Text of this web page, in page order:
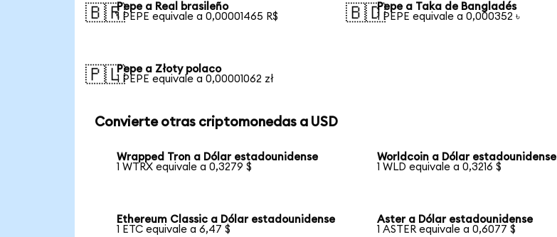
🇧🇷Pepe a Real brasileño
1 PEPE equivale a 0,00001465 R$
🇧🇩Pepe a Taka de Bangladés
1 PEPE equivale a 0,000352 ৳
🇵🇱Pepe a Złoty polaco
1 PEPE equivale a 0,00001062 zł
Convierte otras criptomonedas a USD
Wrapped Tron a Dólar estadounidense
1 WTRX equivale a 0,3279 $
Worldcoin a Dólar estadounidense
1 WLD equivale a 0,3216 $
Ethereum Classic a Dólar estadounidense
1 ETC equivale a 6,47 $
Aster a Dólar estadounidense
1 ASTER equivale a 0,6077 $